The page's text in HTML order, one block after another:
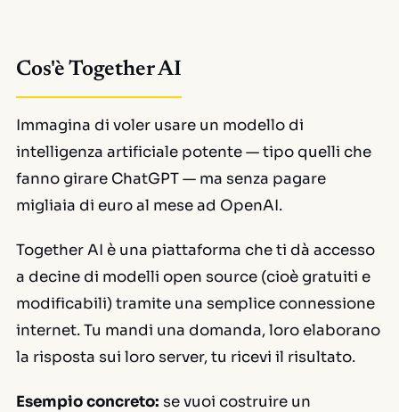
Cos'è Together AI
Immagina di voler usare un modello di
intelligenza artificiale potente — tipo quelli che
fanno girare ChatGPT — ma senza pagare
migliaia di euro al mese ad OpenAI.
Together AI è una piattaforma che ti dà accesso
a decine di modelli open source (cioè gratuiti e
modificabili) tramite una semplice connessione
internet. Tu mandi una domanda, loro elaborano
la risposta sui loro server, tu ricevi il risultato.
Esempio concreto: se vuoi costruire un